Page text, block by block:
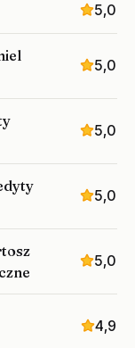
5,0
5,0
5,0
5,0
5,0
4,9